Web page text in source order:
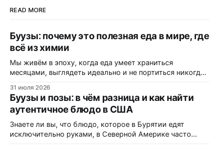
READ MORE
Буузы: почему это полезная еда в мире, где
всё из химии
Мы живём в эпоху, когда еда умеет храниться
месяцами, выглядеть идеально и не портиться никогда.
вкус. Полки магазинов забиты ультраобработанной
пищей: полуфабрикатами, лапшой быстрого
приготовления, «домашними» котлетами с составом на
пол-этикетки. А ведь есть блюдо, которому не нужны
консерванты, потому
31 июля 2026
Буузы и позы: в чём разница и как найти
аутентичное блюдо в США
Знаете ли вы, что блюдо, которое в Бурятии едят
исключительно руками, в Северной Америке часто